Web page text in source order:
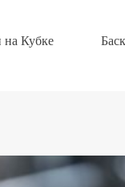
на Кубке